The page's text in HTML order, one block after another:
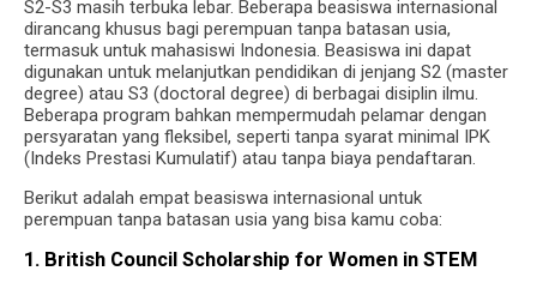
S2-S3 masih terbuka lebar. Beberapa beasiswa internasional
dirancang khusus bagi perempuan tanpa batasan usia,
termasuk untuk mahasiswi Indonesia. Beasiswa ini dapat
digunakan untuk melanjutkan pendidikan di jenjang S2 (master
degree) atau S3 (doctoral degree) di berbagai disiplin ilmu.
Beberapa program bahkan mempermudah pelamar dengan
persyaratan yang fleksibel, seperti tanpa syarat minimal IPK
(Indeks Prestasi Kumulatif) atau tanpa biaya pendaftaran.
Berikut adalah empat beasiswa internasional untuk
perempuan tanpa batasan usia yang bisa kamu coba:
1. British Council Scholarship for Women in STEM